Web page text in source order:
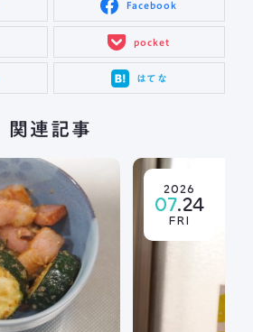
Facebook
pocket
はてな
関連記事
2026
07.24
FRI